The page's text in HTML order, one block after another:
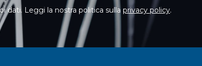
dati. Leggi la nostra politica sulla privacy policy.